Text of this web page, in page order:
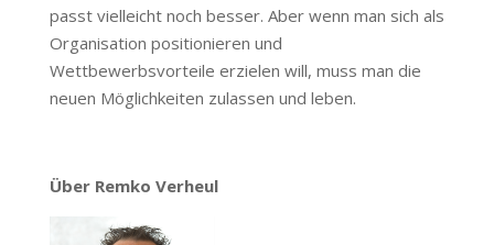
passt vielleicht noch besser. Aber wenn man sich als
Organisation positionieren und
Wettbewerbsvorteile erzielen will, muss man die
neuen Möglichkeiten zulassen und leben.
Über Remko Verheul